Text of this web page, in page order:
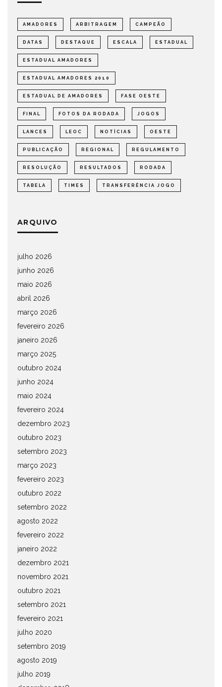
AMADORES ARBITRAGEM CAMPEÃO
DATAS DESTAQUE ESCALA ESTADUAL
ESTADUAL AMADORES
ESTADUAL AMADORES 2010
ESTADUAL DE AMADORES FASE OESTE
FINAL FOTOS DA RODADA JOGOS
LANCES LEOC NOTÍCIAS OESTE
PUBLICAÇÃO REGIONAL REGULAMENTO
RESOLUÇÃO RESULTADOS RODADA
TABELA TIMES TRANSFERÊNCIA JOGO
ARQUIVO
julho 2026
junho 2026
maio 2026
abril 2026
março 2026
fevereiro 2026
janeiro 2026
março 2025
outubro 2024
junho 2024
maio 2024
fevereiro 2024
dezembro 2023
outubro 2023
setembro 2023
março 2023
fevereiro 2023
outubro 2022
setembro 2022
agosto 2022
fevereiro 2022
janeiro 2022
dezembro 2021
novembro 2021
outubro 2021
setembro 2021
fevereiro 2021
julho 2020
setembro 2019
agosto 2019
julho 2019